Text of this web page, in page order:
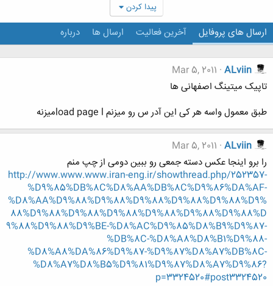
پیدا کردن
ارسال های پروفایل آخرین فعالیت ارسال ها درباره
ALviin
Mar 5, 2011
تاپیک میتینگ اصفهانی ها
طبق معمول واسه هر کی این آدر س رو میزنم load page lمیزنه
ALviin
Mar 5, 2011
را برو اینجا عکس دسته جمعی رو ببین دومی از چپ منم
http://www.www.www.iran-eng.ir/showthread.php/252357-
%D9%85%DB%8C%D8%AA%DB%8C%D9%86%DA%AF-
%D8%AA%D9%88%D9%88%D9%88%D9%88%D9%88%D9%
88%D9%88%D9%88%D9%88%D9%88%D9%88%D9%88%D
9%88%D9%88%D9%BE-%D8%AC%D9%85%D8%B9%D9%87-
%DB%8C-%D8%A8%D8%B1%D9%88-
%D8%A8%DA%86%D9%87-%D9%87%D8%A7%DB%8C-
%D8%A7%D8%B5%D9%81%D9%87%D8%A7%D9%86?
p=3324520#post3324520